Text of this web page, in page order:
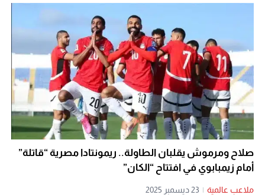
صلاح ومرموش يقلبان الطاولة.. ريمونتادا مصرية “قاتلة”
أمام زيمبابوي في افتتاح “الكان”
ملاعب عالمية | 23 ديسمبر 2025